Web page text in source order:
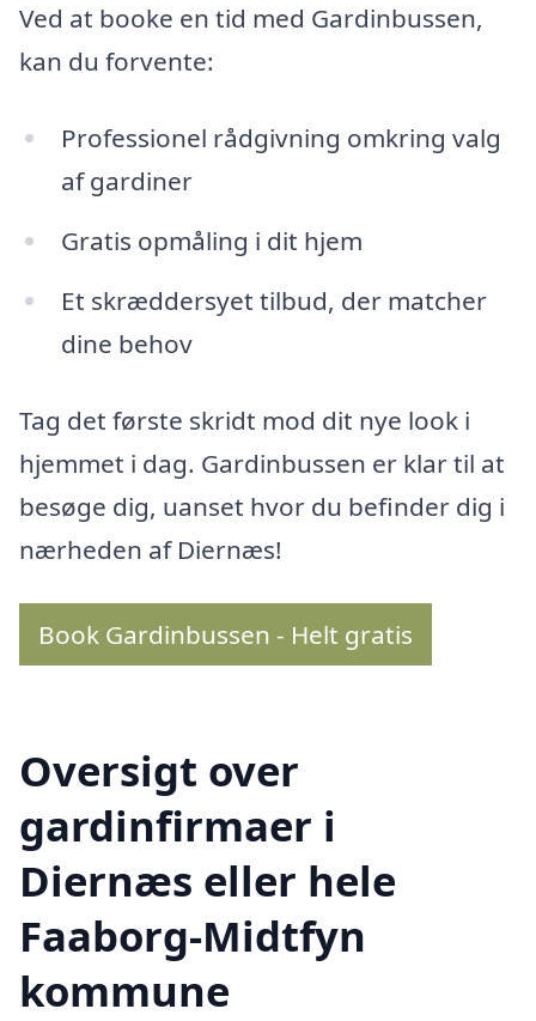
Ved at booke en tid med Gardinbussen,
kan du forvente:
Professionel rådgivning omkring valg
af gardiner
Gratis opmåling i dit hjem
Et skræddersyet tilbud, der matcher
dine behov
Tag det første skridt mod dit nye look i
hjemmet i dag. Gardinbussen er klar til at
besøge dig, uanset hvor du befinder dig i
nærheden af Diernæs!
Book Gardinbussen - Helt gratis
Oversigt over
gardinfirmaer i
Diernæs eller hele
Faaborg-Midtfyn
kommune